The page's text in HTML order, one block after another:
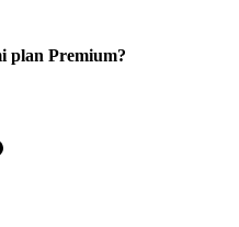
plan Premium?